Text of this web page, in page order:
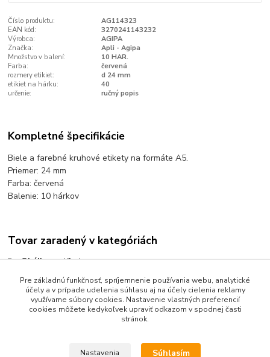
Číslo produktu:
AG114323
EAN kód:
3270241143232
Výrobca:
AGIPA
Značka:
Apli - Agipa
Množstvo v balení:
10 HAR.
Farba:
červená
rozmery etikiet:
d 24 mm
etikiet na hárku:
40
určenie:
ručný popis
Kompletné špecifikácie
Biele a farebné kruhové etikety na formáte A5.
Priemer: 24 mm
Farba: červená
Balenie: 10 hárkov
Tovar zaradený v kategóriách
Obálky a etikety
Etikety označovacie kruhové
Farebné kruhové etikety
Pre základnú funkčnosť, spríjemnenie používania webu, analytické
účely a v prípade udelenia súhlasu aj na účely cielenia reklamy
využívame súbory cookies. Nastavenie vlastných preferencií
cookies môžete kedykoľvek upraviť odkazom v spodnej časti
stránok.
Nastavenia Súhlasím